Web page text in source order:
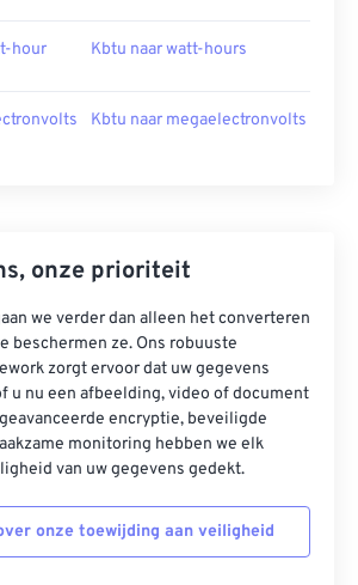
hour Kbtu naar watt-hours
Kbtu naar megaelectronvolts
onze prioriteit
we verder dan alleen het converteren
beschermen ze. Ons robuuste
zorgt ervoor dat uw gegevens
u nu een afbeelding, video of document
encryptie, beveiligde
monitoring hebben we elk
van uw gegevens gedekt.
onze toewijding aan veiligheid